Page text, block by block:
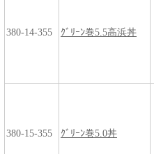
380-14-355 ｸﾞﾘｰﾝ巻5.5高浜丼
380-15-355 ｸﾞﾘｰﾝ巻5.0丼